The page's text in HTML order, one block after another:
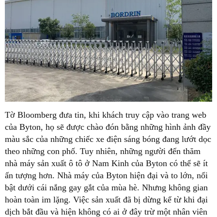
Tờ Bloomberg đưa tin, khi khách truy cập vào trang web
của Byton, họ sẽ được chào đón bằng những hình ảnh đầy
màu sắc của những chiếc xe điện sáng bóng đang lướt dọc
theo những con phố. Tuy nhiên, những người đến thăm
nhà máy sản xuất ô tô ở Nam Kinh của Byton có thể sẽ ít
ấn tượng hơn. Nhà máy của Byton hiện đại và to lớn, nổi
bật dưới cái nắng gay gắt của mùa hè. Nhưng không gian
hoàn toàn im lặng. Việc sản xuất đã bị dừng kể từ khi đại
dịch bắt đầu và hiện không có ai ở đây trừ một nhân viên